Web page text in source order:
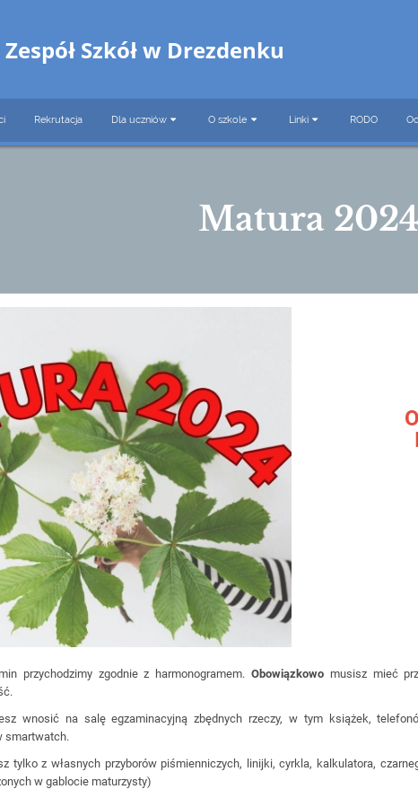
Zespół Szkół w Drezdenku
Rekrutacja Dla uczniów O szkole Linki RODO
Matura
przychodzimy zgodnie z harmonogramem. Obowiązkowo musisz mieć
wnosić na salę egzaminacyjną zbędnych rzeczy, w tym książek,
smartwatch.
tylko z własnych przyborów piśmienniczych, linijki, cyrkla, kalkulatora,
w gablocie maturzysty)